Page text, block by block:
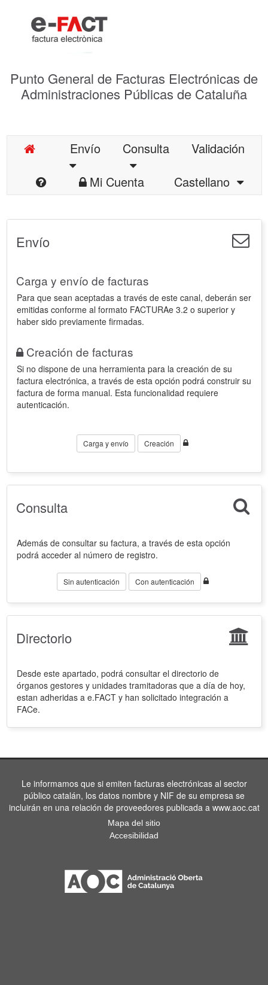
Punto General de Facturas Electrónicas de
Administraciones Públicas de Cataluña
Envío Consulta
Validación
Mi Cuenta
Castellano
Envío
Carga y envío de facturas
Para que sean aceptadas a través de este canal, deberán ser
emitidas conforme al formato FACTURAe 3.2 o superior y
haber sido previamente firmadas.
Creación de facturas
Si no dispone de una herramienta para la creación de su
factura electrónica, a través de esta opción podrá construir su
factura de forma manual. Esta funcionalidad requiere
autenticación.
Carga y envío Creación
Consulta
Además de consultar su factura, a través de esta opción
podrá acceder al número de registro.
Sin autenticación Con autenticación
Directorio
Desde este apartado, podrá consultar el directorio de
órganos gestores y unidades tramitadoras que a día de hoy,
estan adheridas a e.FACT y han solicitado integración a
FACe.
Le informamos que si emiten facturas electrónicas al sector
público catalán, los datos nombre y NIF de su empresa se
incluirán en una relación de proveedores publicada a www.aoc.cat
Mapa del sitio
Accesibilidad